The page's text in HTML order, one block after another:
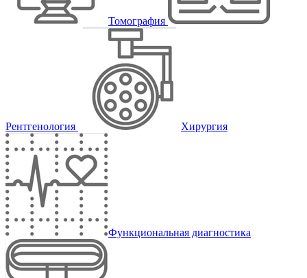
Томография
Рентгенология Хирургия
Функциональная диагностика